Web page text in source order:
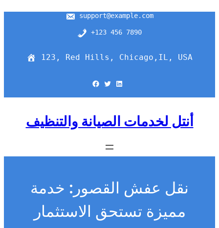
support@example.com
+123 456 7890
123, Red Hills, Chicago,IL, USA
Facebook Twitter LinkedIn
أنتل لخدمات الصيانة والتنظيف
نقل عفش القصور: خدمة
مميزة تستحق الاستثمار